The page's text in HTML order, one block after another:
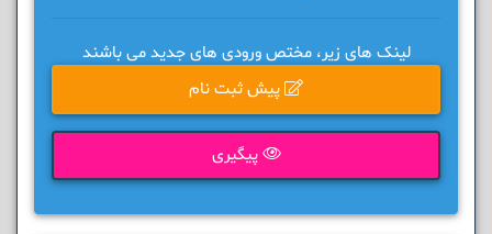
لینک های زیر، مختص ورودی های جدید می باشند
پیش ثبت نام
پیگیری